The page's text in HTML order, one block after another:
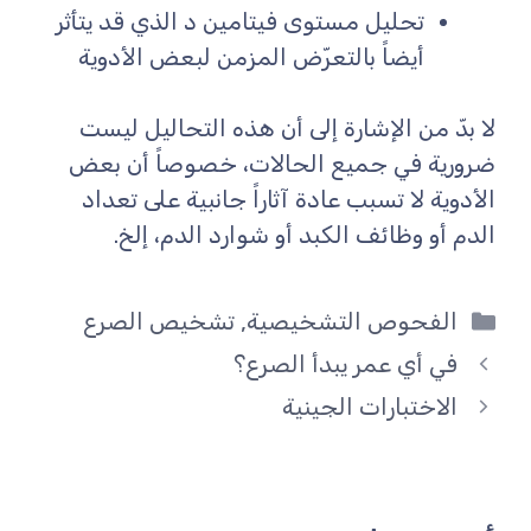
تحليل مستوى فيتامين د الذي قد يتأثر
أيضاً بالتعرّض المزمن لبعض الأدوية
لا بدّ من الإشارة إلى أن هذه التحاليل ليست
ضرورية في جميع الحالات، خصوصاً أن بعض
الأدوية لا تسبب عادة آثاراً جانبية على تعداد
الدم أو وظائف الكبد أو شوارد الدم، إلخ.
التصنيفات
الفحوص التشخيصية, تشخيص الصرع
في أي عمر يبدأ الصرع؟
الاختبارات الجينية